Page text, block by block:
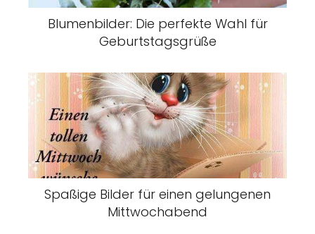
Blumenbilder: Die perfekte Wahl für
Geburtstagsgrüße
Spaßige Bilder für einen gelungenen
Mittwochabend